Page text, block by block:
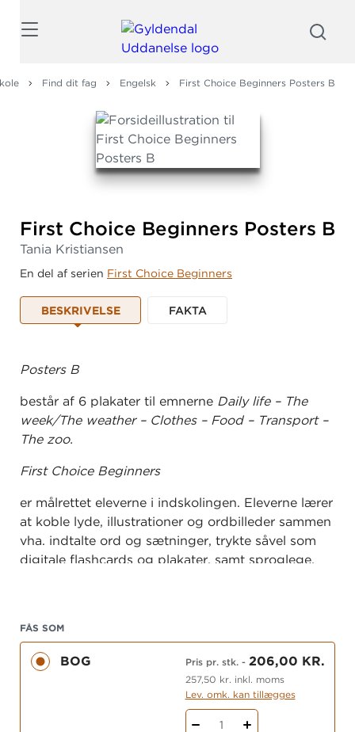
Find dit fag Engelsk First Choice Beginners Posters B
First Choice Beginners Posters B
Tania Kristiansen
En del af serien First Choice Beginners
BESKRIVELSE FAKTA
Posters B
består af 6 plakater til emnerne Daily life – The
week/The weather – Clothes – Food – Transport –
The zoo.
First Choice Beginners
er målrettet eleverne i indskolingen. Eleverne lærer
at koble lyde, illustrationer og ordbilleder sammen
vha. indtalte ord og sætninger, trykte såvel som
digitale flashcards og plakater, samt sproglege,
FÅS SOM
BOG Pris pr. stk.- 206,00 KR.
257,50 kr. inkl. moms
Lev. omk. kan tillægges
1